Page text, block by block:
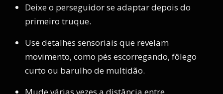
Deixe o perseguidor se adaptar depois do
primeiro truque.
Use detalhes sensoriais que revelam
movimento, como pés escorregando, fôlego
curto ou barulho de multidão.